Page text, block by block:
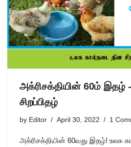
அக்ரிசக்தியின் 60ம் இதழ்
சிறப்பிதழ்
by Editor April 30, 2022 1
அக்ரிசக்தியின் 60வது இதழ்! உலக